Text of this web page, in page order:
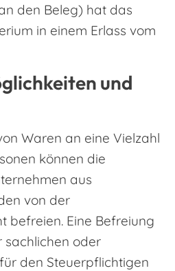
den Beleg) hat das
in einem Erlass vom
und
Waren an eine Vielzahl
können die
aus
von der
befreien. Eine Befreiung
sachlichen oder
den Steuerpflichtigen